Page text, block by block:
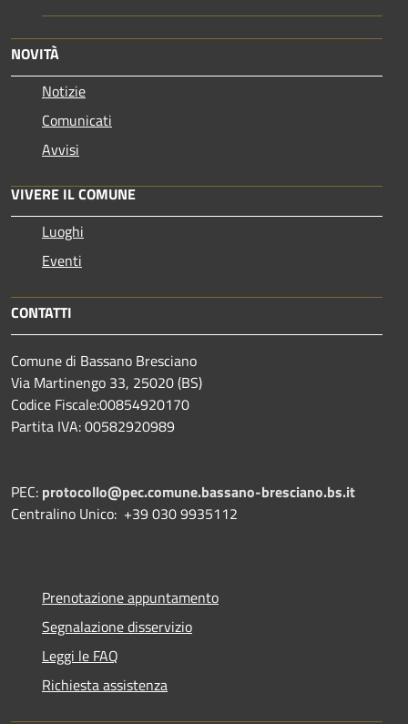
NOVITÀ
Notizie
Comunicati
Avvisi
VIVERE IL COMUNE
Luoghi
Eventi
CONTATTI
Comune di Bassano Bresciano
Via Martinengo 33, 25020 (BS)
Codice Fiscale:00854920170
Partita IVA: 00582920989
PEC: protocollo@pec.comune.bassano-bresciano.bs.it
Centralino Unico: +39 030 9935112
Prenotazione appuntamento
Segnalazione disservizio
Leggi le FAQ
Richiesta assistenza